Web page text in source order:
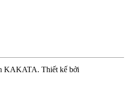
KAKATA. Thiết kế bởi